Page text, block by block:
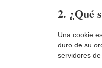
2. ¿Qué
Una cookie
duro de su
servidores